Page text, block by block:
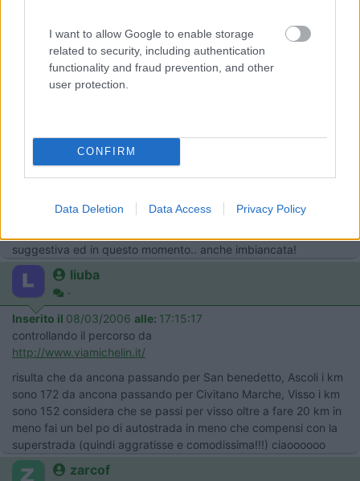
I want to allow Google to enable storage
related to security, including authentication
functionality and fraud prevention, and other
user protection.
CONFIRM
Data Deletion Data Access Privacy Policy
Inserito il08/03/2006 alle:12:18:00
Originally posted by liuba
parli della strada che passa per Forca di PResta??? bhe sì forse
ha meno strapiombi nella prima parte, cioè quando si sale verso
> Si.. da Forca di Presta; l'ho fatta con il camper e non mi è
sembrata particolarmente esposta, semmai panoramica [:D] Per
chi viene dall'adriatico mi pare una delle due strade da
e Visso, ma è asai più lunga, e giunge a Castelluccio dalla parte
suggestiva ed in questo momento.. anche imbiancata!
liuba
-
Inserito il 08/03/2006 alle: 17:15:17
controllando il percorso da
http://www.viamichelin.it/
risulta che da ancona passando per San benedetto, Ascoli i km
sono 172 da ancona passando per Civitano Marche, Visso i km
sono 152 considera che se passi per visso oltre a fare 20 km in
meno fai un bel po di autostrada in meno che compensi con la
superstrada (quindi aggratisse e comodissima!!!) ciaoooooo
zarcof